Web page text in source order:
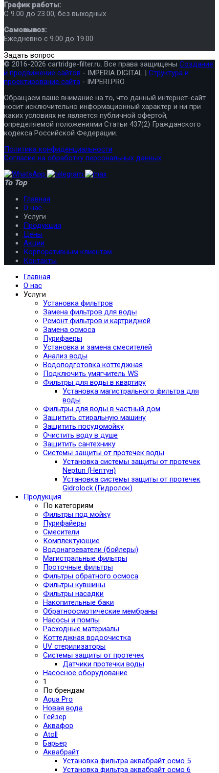
График работы:
C 9.00 до 23.00, без выходных
Самовывоз:
Ежедневно с 9.00 до 19.00
Задать вопрос
© 2016-2026 cartridge-filter.ru. Все права защищены Создание
и продвижение сайтов - IMPERIA DIGITAL | Структура и
проектирование сайта - IMPERI.PRO
Обращаем ваше внимание на то, что данный интернет-сайт
носит исключительно информационный характер и ни при
каких условиях не является публичной офертой,
определяемой положениями Статьи 437(2) Гражданского
кодекса Российской Федерации.
Политика конфиденциальности
Согласие на обработку персональных данных
To Top
Главная
О нас
Услуги
Продукция
Цены
Акции
Корпоративным клиентам
Контакты
Главная
О нас
Услуги
Установка фильтров
Замена фильтров для воды
Ремонт фильтров и картриджей
Замена осмоса
Пурифаеры
Установка и замена смесителей
Анализ воды
Водоподготовка коттеджная
Подключить умягчитель WS
Фильтры для воды в квартиру
Установка магистрального фильтра для
воды
Фильтры для воды в частный дом
Защитить стиральную машину
Защитить посудомойку
Очистить воду в душе
Защитить сантехнику
Системы защиты от протечек воды
Установка системы защиты от протечек
Neptun (Нептун)
Установка системы защиты от протечек
Gidrolock (Гидролок)
Продукция
По категориям
Фильтры под мойку
Пурифайеры
Смесители
Комплектующие
Водонагреватели (бойлеры)
Магистральные фильтры
Проточные фильтры
Фильтры обратного осмоса
Фильтры кувшины
Фильтры насадки
Накопительные баки
Обратноосмотические мембраны
Насосы и помпы
Расходные материалы
Коттеджная водоочистка
UV стерилизаторы
Системы защиты от протечек
Датчики протечки воды
Насосное оборудование
1
По брендам
Aqua Pro
Новая вода
Гейзер
Аквафор
Atoll
Барьер
Аквабрайт
Установка фильтра аквабрайт осмо 5
Установка фильтра аквабрайт осмо 6